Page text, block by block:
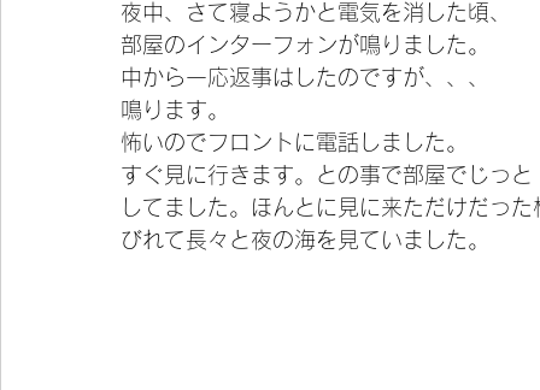
夜中、さて寝ようかと電気を消した頃、
部屋のインターフォンが鳴りました。
中から一応返事はしたのですが、、、
鳴ります。
怖いのでフロントに電話しました。
すぐ見に行きます。との事で部屋でじっと
してました。ほんとに見に来ただけだっ
びれて長々と夜の海を見ていました。